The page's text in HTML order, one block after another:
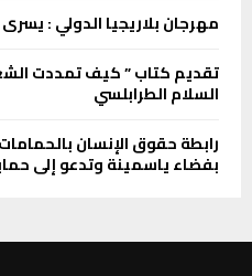
مهرجان بلاريجيا الدولي :
تقديم كتاب ” كيف تمددت
السلام الطرابلسي
رابطة حقوق الإنسان
بفضاء ياسمينة وتدعو إلى